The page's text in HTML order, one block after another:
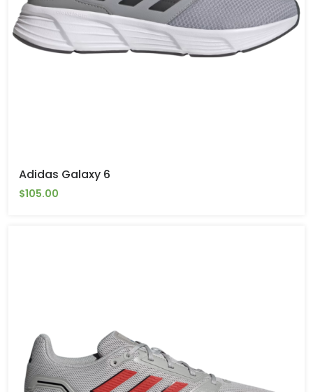
Adidas Galaxy 6
$105.00